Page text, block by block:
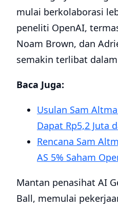
mulai berkolaborasi
peneliti OpenAI,
Noam Brown, dan
semakin terlibat
Baca Juga:
Usulan Sam
Dapat Rp5,2 Juta
Rencana Sam
AS 5% Saham
Mantan penasihat AI
Ball, memulai